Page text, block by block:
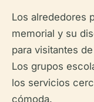
Los alrededores
memorial y su
para visitantes
Los grupos
los servicios
cómoda.